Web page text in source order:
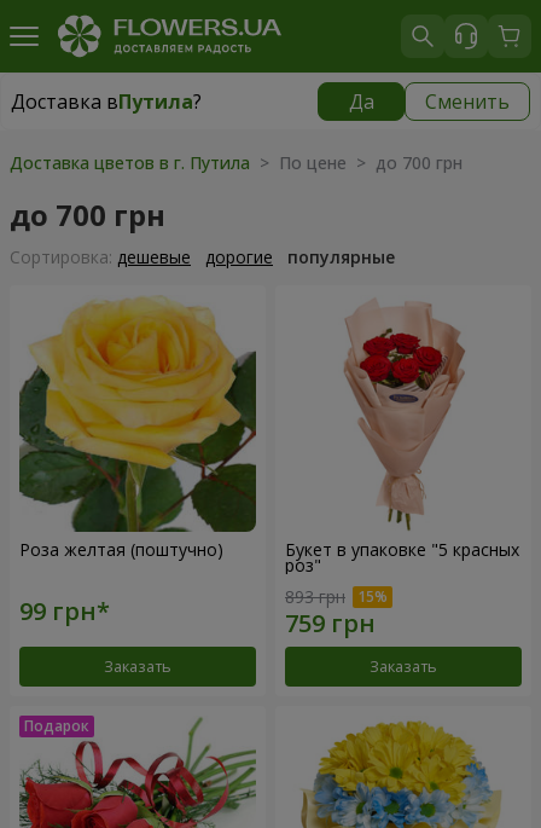
Доставка вПутила? Да Сменить
Доставка вПутила|
Доставка цветов в г. Путила > По цене > до 700 грн
до 700 грн
Cортировка: дешевые дорогие популярные
Роза желтая (поштучно)
Заказать
Букет в упаковке "5 красных
роз"
893 грн
Заказать